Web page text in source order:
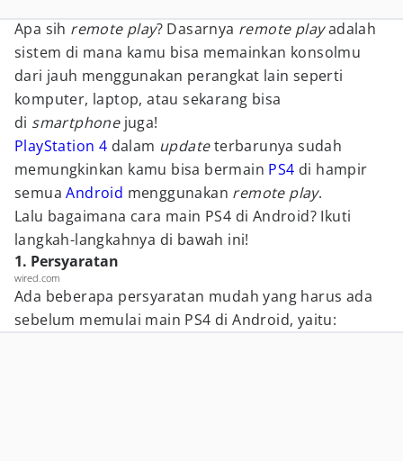
Apa sih remote play? Dasarnya remote playadalah
sistem di mana kamu bisa memainkan konsolmu
dari jauh menggunakan perangkat lain seperti
komputer, laptop, atau sekarang bisa
di smartphonejuga!
PlayStation 4 dalam updateterbarunya sudah
memungkinkan kamu bisa bermain PS4 di hampir
semuaAndroid menggunakan remote play.
Lalu bagaimana cara main PS4 di Android? Ikuti
langkah-langkahnya di bawah ini!
1. Persyaratan
wired.com
Ada beberapa persyaratan mudah yang harus ada
sebelum memulai main PS4 di Android, yaitu: